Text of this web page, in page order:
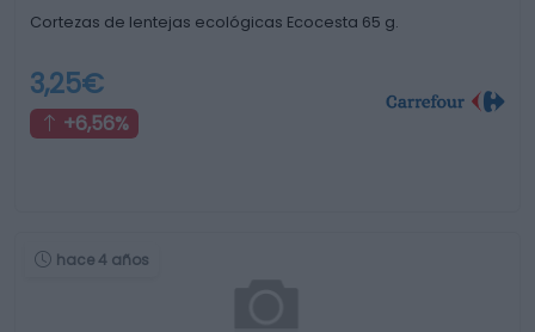
Cortezas de lentejas ecológicas Ecocesta 65 g.
3,25€
+6,56%
hace 4 años